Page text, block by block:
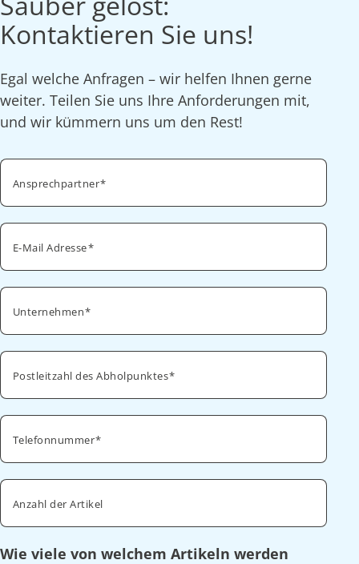
Kontaktieren Sie uns!
Egal welche Anfragen – wir helfen Ihnen gerne
weiter. Teilen Sie uns Ihre Anforderungen mit,
und wir kümmern uns um den Rest!
Ansprechpartner
E-Mail Adresse
Unternehmen
Postleitzahl des Abholpunktes
Telefonnummer
Anzahl der Artikel
Wie viele von welchem Artikeln werden